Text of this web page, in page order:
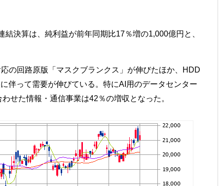
決算は、純利益が前年同期比17％増の1,000億円と、
の回路原版「マスクブランクス」が伸びたほか、HDD
伴って需要が伸びている。特にAI用のデータセンター
せた情報・通信事業は42％の増収となった。